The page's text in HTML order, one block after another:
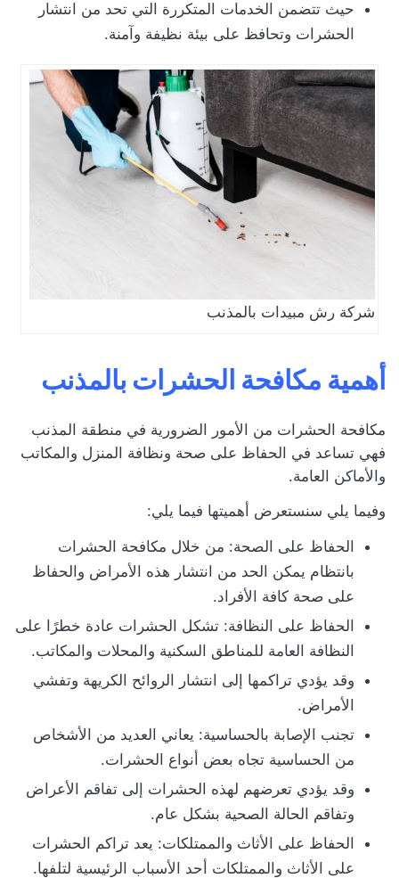
حيث تتضمن الخدمات المتكررة التي تحد من انتشار
الحشرات وتحافظ على بيئة نظيفة وآمنة.
شركة رش مبيدات بالمذنب
أهمية مكافحة الحشرات بالمذنب
مكافحة الحشرات من الأمور الضرورية في منطقة المذنب
فهي تساعد في الحفاظ على صحة ونظافة المنزل والمكاتب
والأماكن العامة.
وفيما يلي سنستعرض أهميتها فيما يلي:
الحفاظ على الصحة: من خلال مكافحة الحشرات
بانتظام يمكن الحد من انتشار هذه الأمراض والحفاظ
على صحة كافة الأفراد.
الحفاظ على النظافة: تشكل الحشرات عادة خطرًا على
النظافة العامة للمناطق السكنية والمحلات والمكاتب.
وقد يؤدي تراكمها إلى انتشار الروائح الكريهة وتفشي
الأمراض.
تجنب الإصابة بالحساسية: يعاني العديد من الأشخاص
من الحساسية تجاه بعض أنواع الحشرات.
وقد يؤدي تعرضهم لهذه الحشرات إلى تفاقم الأعراض
وتفاقم الحالة الصحية بشكل عام.
الحفاظ على الأثاث والممتلكات: يعد تراكم الحشرات
على الأثاث والممتلكات أحد الأسباب الرئيسية لتلفها.